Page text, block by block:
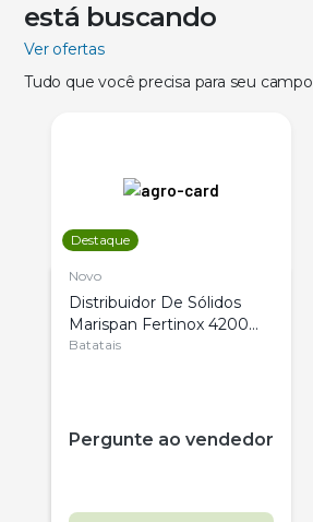
está buscando
Ver ofertas
Tudo que você precisa para seu campo
Destaque
Novo
Distribuidor De Sólidos
Marispan Fertinox 4200
Citrus
Batatais
Pergunte ao vendedor